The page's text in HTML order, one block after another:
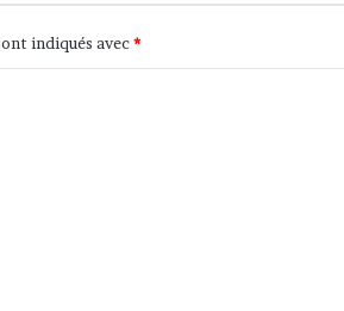
indiqués avec*